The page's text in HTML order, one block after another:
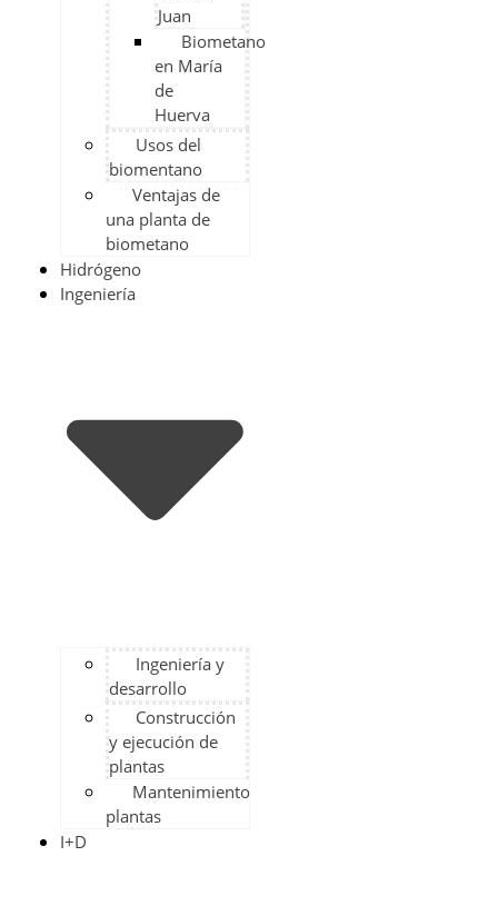
Juan
Biometano
en María
de
Huerva
Usos del
biomentano
Ventajas de
una planta de
biometano​
Hidrógeno
Ingeniería
Ingeniería y
desarrollo
Construcción
y ejecución de
plantas
Mantenimiento
plantas
I+D